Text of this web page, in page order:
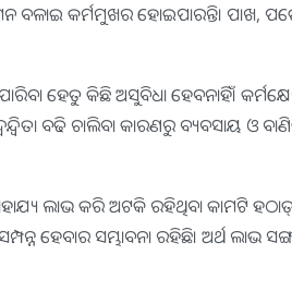
ବଳାଇ କର୍ମମୁଖର ହୋଇପାରନ୍ତି। ପାଖ,
ହେତୁ କିଛି ଅସୁବିଧା ହେବନାହିଁ।
ବଢି ଚାଲିବା କାରଣରୁ ବ୍ୟବସାୟ ଓ
ଲାଭ କରି ଅଟକି ରହିଥିବା କାମଟି ହଠାତ୍‌
ହେବାର ସମ୍ଭାବନା ରହିଛି। ଅର୍ଥ ଲାଭ